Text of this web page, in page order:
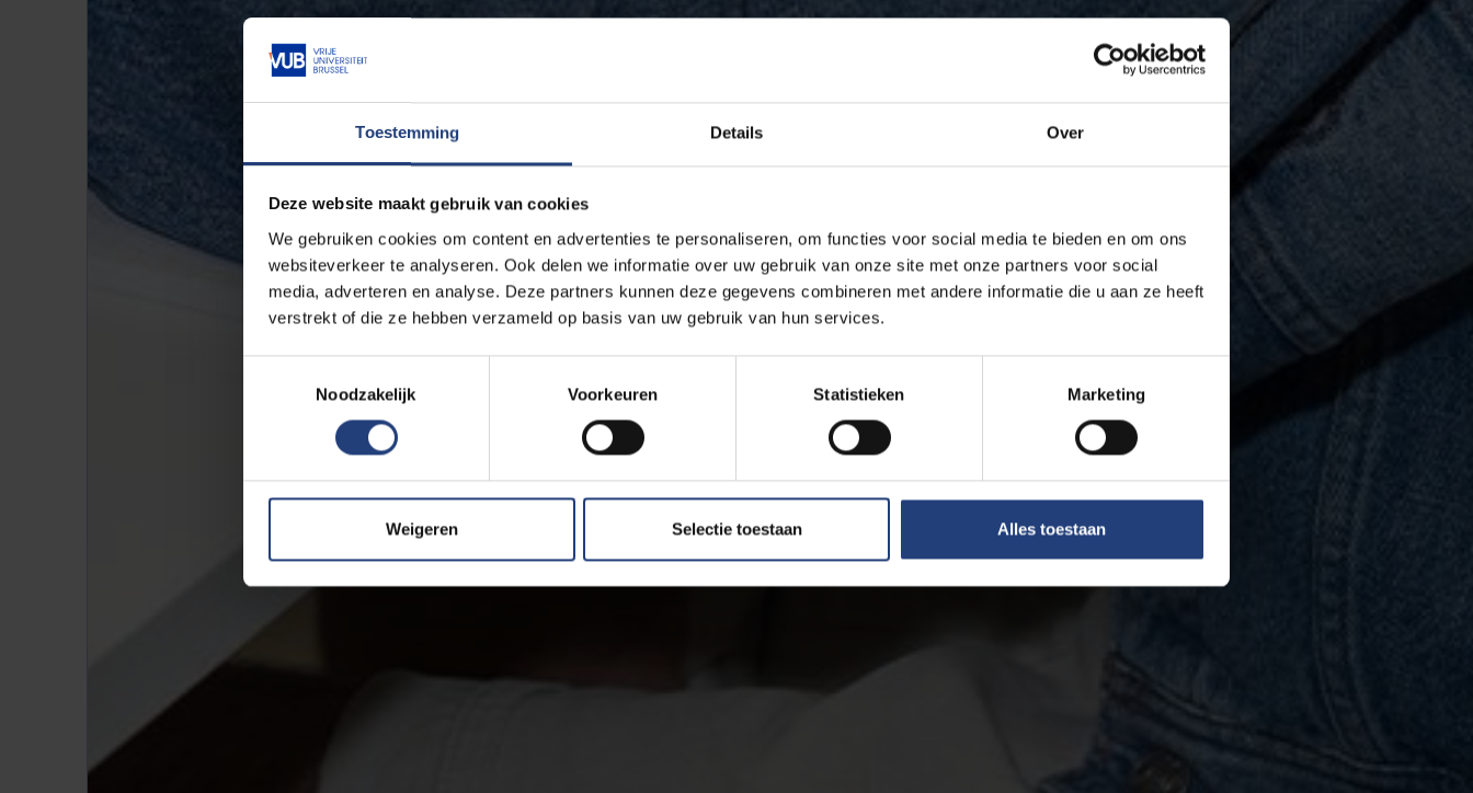
Toestemming Details Over
Deze website maakt gebruik van cookies
We gebruiken cookies om content en advertenties te personaliseren, om functies voor social media te bieden en om ons
websiteverkeer te analyseren. Ook delen we informatie over uw gebruik van onze site met onze partners voor social
media, adverteren en analyse. Deze partners kunnen deze gegevens combineren met andere informatie die u aan ze heeft
verstrekt of die ze hebben verzameld op basis van uw gebruik van hun services.
Noodzakelijk
Voorkeuren Statistieken Marketing
Weigeren Selectie toestaan Alles toestaan